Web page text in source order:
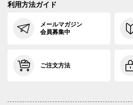
利用方法ガイド
メールマガジン
会員募集中
ご注文方法